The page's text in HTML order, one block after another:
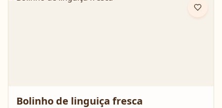
Bolinho de linguiça fresca